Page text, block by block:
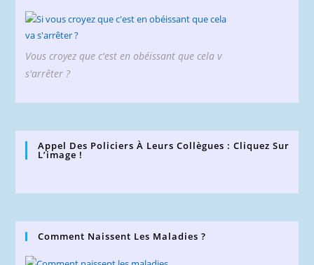
Vous croyez que c'est en obéissant que cela v
s'arrêter ?
Appel Des Policiers À Leurs Collègues : Cliquez Sur
L’image !
Comment Naissent Les Maladies ?